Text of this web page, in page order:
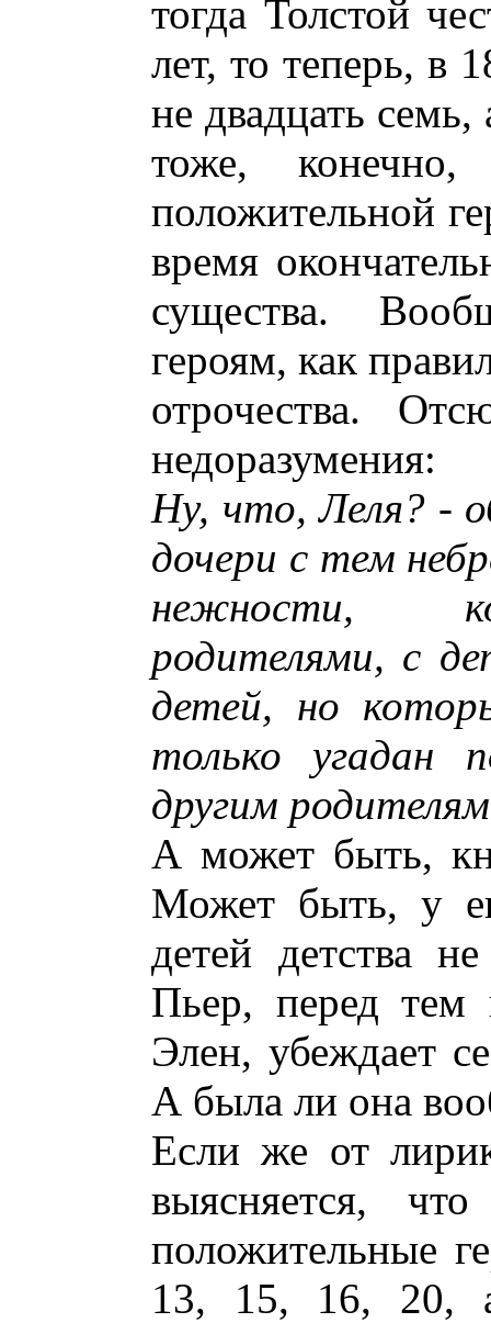
тогда Толстой
лет, то теперь, в
не двадцать семь,
тоже,
положительной
время
существа.
героям, как
отрочества.
недоразумения:
Ну, что, Леля? -
дочери с тем
нежности,
родителями, с
детей, но
только угадан
другим
А может быть,
Может быть, у
детей детства
Пьер, перед тем
Элен, убеждает
А была ли она
Если же от
выясняется,
положительные
13, 15, 16, 20,